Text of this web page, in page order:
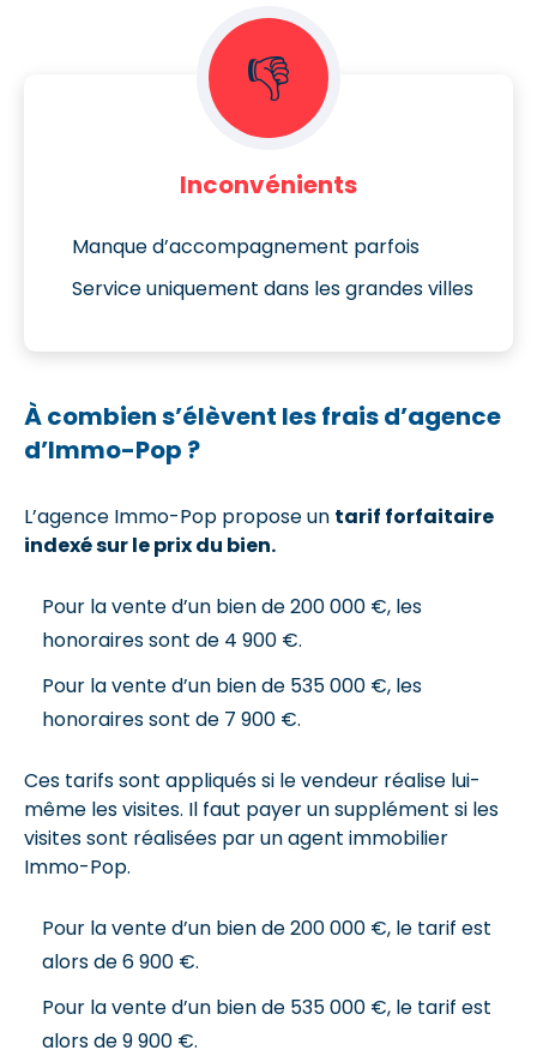
👎
Inconvénients
Manque d’accompagnement parfois
Service uniquement dans les grandes villes
À combien s’élèvent les frais d’agence
d’Immo-Pop ?
L’agence Immo-Pop propose un tarif forfaitaire
indexé sur le prix du bien.
Pour la vente d’un bien de 200 000 €, les
honoraires sont de 4 900 €.
Pour la vente d’un bien de 535 000 €, les
honoraires sont de 7 900 €.
Ces tarifs sont appliqués si le vendeur réalise lui-
même les visites. Il faut payer un supplément si les
visites sont réalisées par un agent immobilier
Immo-Pop.
Pour la vente d’un bien de 200 000 €, le tarif est
alors de 6 900 €.
Pour la vente d’un bien de 535 000 €, le tarif est
alors de 9 900 €.